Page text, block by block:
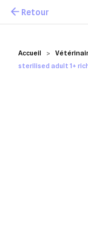
Mes favoris
Accueil
sterilised adult 1+
Retour